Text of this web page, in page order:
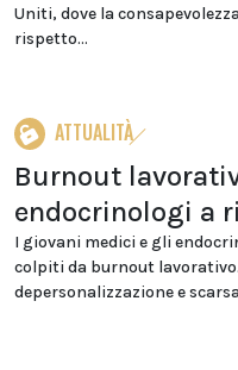
Uniti, dove la
rispetto...
ATTUALITÀ
Burnout
endocrinologi a
I giovani medici e gli
colpiti da burnout
depersonalizzazione e